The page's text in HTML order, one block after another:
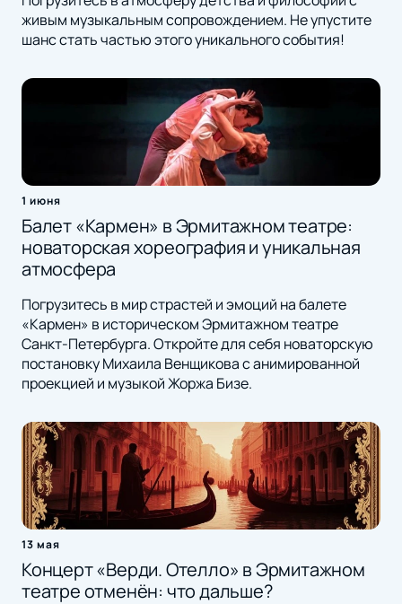
живым музыкальным сопровождением. Не упустите
шанс стать частью этого уникального события!
1 июня
Балет «Кармен» в Эрмитажном театре:
новаторская хореография и уникальная
атмосфера
Погрузитесь в мир страстей и эмоций на балете
«Кармен» в историческом Эрмитажном театре
Санкт-Петербурга. Откройте для себя новаторскую
постановку Михаила Венщикова с анимированной
проекцией и музыкой Жоржа Бизе.
13 мая
Концерт «Верди. Отелло» в Эрмитажном
театре отменён: что дальше?